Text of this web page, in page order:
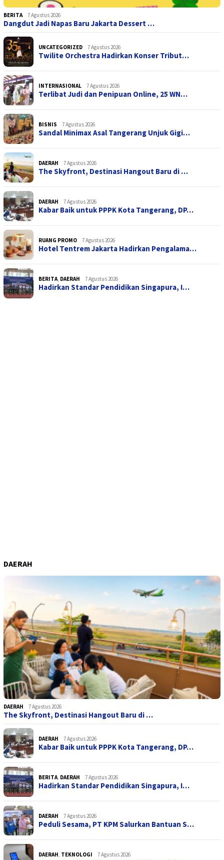
BERITA 7 Agustus 2026
Dangdut Jadi Napas Baru Jakarta Dessert …
UNCATEGORIZED 7 Agustus 2026
Twilite Orchestra Hadirkan Konser Tribut…
INTERNASIONAL 7 Agustus 2026
Terlibat Judi dan Penipuan Online, 25 WN…
BISNIS 7 Agustus 2026
Sandal Minimax Asal Tangerang Unjuk Gigi…
DAERAH 7 Agustus 2026
The Skyfront, Destinasi Hangout Baru di …
DAERAH 7 Agustus 2026
Kabar Baik untuk PPPK Kota Tangerang, DP…
RUANG PROMO 7 Agustus 2026
Hotel Tentrem Jakarta Hadirkan Pengalama…
BERITA, DAERAH 7 Agustus 2026
Hadirkan Standar Pendidikan Singapura, I…
DAERAH
DAERAH 7 Agustus 2026
The Skyfront, Destinasi Hangout Baru di …
DAERAH 7 Agustus 2026
Kabar Baik untuk PPPK Kota Tangerang, DP…
BERITA, DAERAH 7 Agustus 2026
Hadirkan Standar Pendidikan Singapura, I…
DAERAH 7 Agustus 2026
Peduli Sesama, PT KPM Salurkan Bantuan S…
DAERAH, TEKNOLOGI 7 Agustus 2026